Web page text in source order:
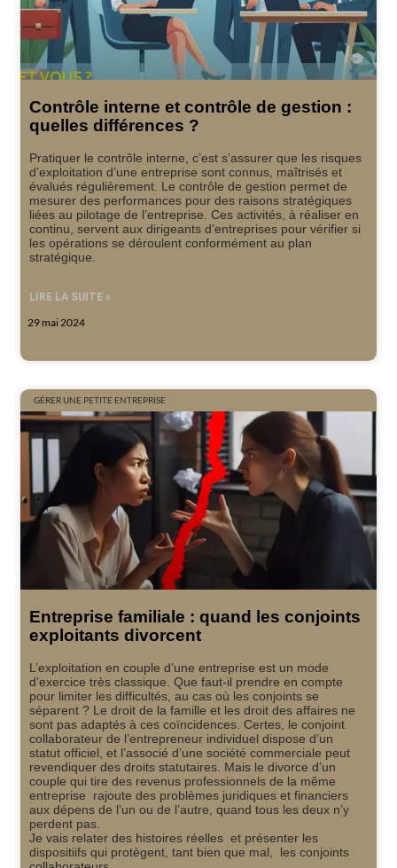
Contrôle interne et contrôle de gestion :
quelles différences ?
Pratiquer le contrôle interne, c’est s’assurer que les risques
d’exploitation d’une entreprise sont connus, maîtrisés et
évalués régulièrement. Le contrôle de gestion permet de
mesurer des performances pour des raisons stratégiques
liées au pilotage de l’entreprise. Ces activités, à réaliser en
continu, servent aux dirigeants d’entreprises pour vérifier si
les opérations se déroulent conformément au plan
stratégique.
LIRE LA SUITE »
29 mai 2024
GÉRER UNE PETITE ENTREPRISE
Entreprise familiale : quand les conjoints
exploitants divorcent
L’exploitation en couple d’une entreprise est un mode
d’exercice très classique. Que faut-il prendre en compte
pour limiter les difficultés, au cas où les conjoints se
séparent ? Le droit de la famille et les droit des affaires ne
sont pas adaptés à ces coïncidences. Certes, le conjoint
collaborateur de l’entrepreneur individuel dispose d’un
statut officiel, et l’associé d’une société commerciale peut
revendiquer des droits statutaires. Mais le divorce d’un
couple qui tire des revenus professionnels de la même
entreprise rajoute des problèmes juridiques et financiers
aux dépens de l’un ou de l’autre, quand tous les deux n’y
perdent pas.
Je vais relater des histoires réelles et présenter les
dispositiifs qui protègent, tant bien que mal, les conjoints